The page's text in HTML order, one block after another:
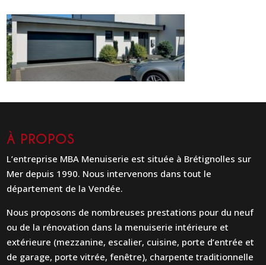
À PROPOS
L’entreprise MBA Menuiserie est située à Brétignolles sur
Mer depuis 1990. Nous intervenons dans tout le
département de la Vendée.
Nous proposons de nombreuses prestations pour du neuf
ou de la rénovation dans la menuiserie intérieure et
extérieure (mezzanine, escalier, cuisine, porte d’entrée et
de garage, porte vitrée, fenêtre), charpente traditionnelle